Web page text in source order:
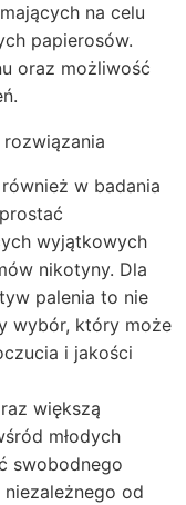
na celu
papierosów.
oraz możliwość
w badania
wyjątkowych
nikotyny. Dla
palenia to nie
wybór, który może
i jakości
większą
młodych
swobodnego
od